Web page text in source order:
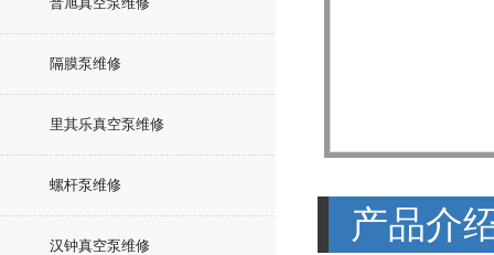
隔膜泵维修
里其乐真空泵维修
螺杆泵维修
汉钟真空泵维修
产品介